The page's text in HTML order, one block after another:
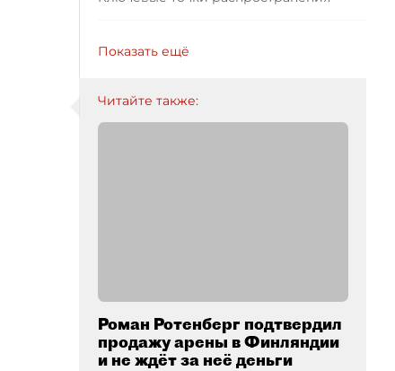
Показать ещё
Читайте также:
Роман Ротенберг подтвердил
продажу арены в Финляндии
и не ждёт за неё деньги